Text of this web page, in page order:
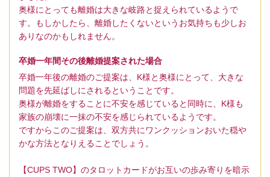
奥様にとっても離婚は大きな岐路と捉えられているようで
す。もしかしたら、離婚したくないというお気持ちも少しお
ありなのかもしれません。
卒婚一年間その後離婚提案された場合
卒婚一年後の離婚のご提案は、K様と奥様にとって、大きな
問題を先延ばしにされるということです。
奥様が離婚をすることに不安を感じていると同時に、K様も
家族の崩壊に一抹の不安を感じられているようです。
ですからこのご提案は、双方共にワンクッションおいた穏や
かな方法となりえることでしょう。
【CUPS TWO】のタロットカードがお互いの歩み寄りを暗示